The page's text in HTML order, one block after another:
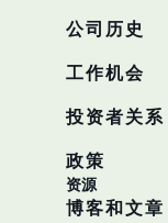
公司历史
工作机会
投资者关系
政策
资源
博客和文章